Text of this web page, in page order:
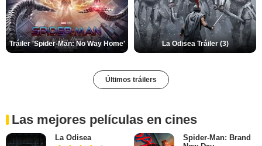
Tráiler 'Spider-Man: No Way Home' La Odisea Tráiler (3)
Últimos tráilers
Las mejores películas en cines
La Odisea
Spider-Man: Brand